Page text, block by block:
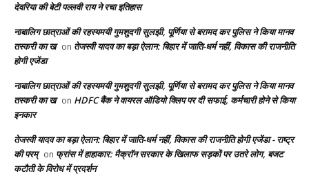
देवरिया की बेटी पल्लवी राय ने रचा इतिहास
नाबालिग छात्राओं की रहस्यमयी गुमशुदगी सुलझी, पूर्णिया से बरामद कर पुलिस ने किया मानव
तस्करी का ख on तेजस्वी यादव का बड़ा ऐलान: बिहार में जाति-धर्म नहीं, विकास की राजनीति
होगी एजेंडा
नाबालिग छात्राओं की रहस्यमयी गुमशुदगी सुलझी, पूर्णिया से बरामद कर पुलिस ने किया मानव
तस्करी का ख on HDFC बैंक ने वायरल ऑडियो क्लिप पर दी सफाई, कर्मचारी होने से किया
इनकार
तेजस्वी यादव का बड़ा ऐलान: बिहार में जाति-धर्म नहीं, विकास की राजनीति होगी एजेंडा - राष्ट्र
की परम् on फ्रांस में हाहाकार: मैक्रॉन सरकार के खिलाफ सड़कों पर उतरे लोग, बजट
कटौती के विरोध में प्रदर्शन